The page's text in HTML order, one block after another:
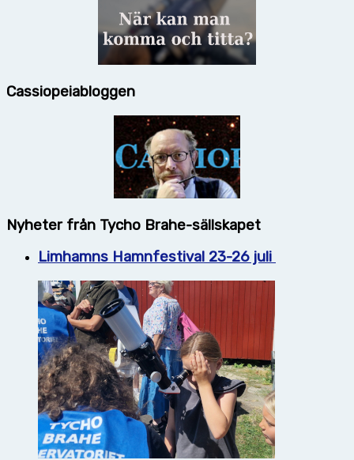
Cassiopeiabloggen
Nyheter från Tycho Brahe-sällskapet
Limhamns Hamnfestival 23-26 juli